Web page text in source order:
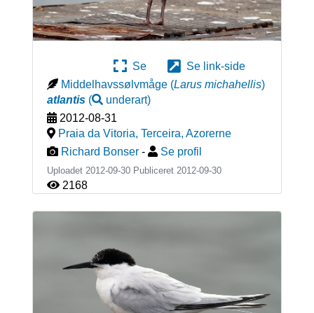
Se
Se link-side
Middelhavssølvmåge (Larus michahellis)
atlantis( underart)
2012-08-31
Praia da Vitoria, Terceira, Azorerne
Richard Bonser - Se profil
Uploadet 2012-09-30 Publiceret 2012-09-30
2168